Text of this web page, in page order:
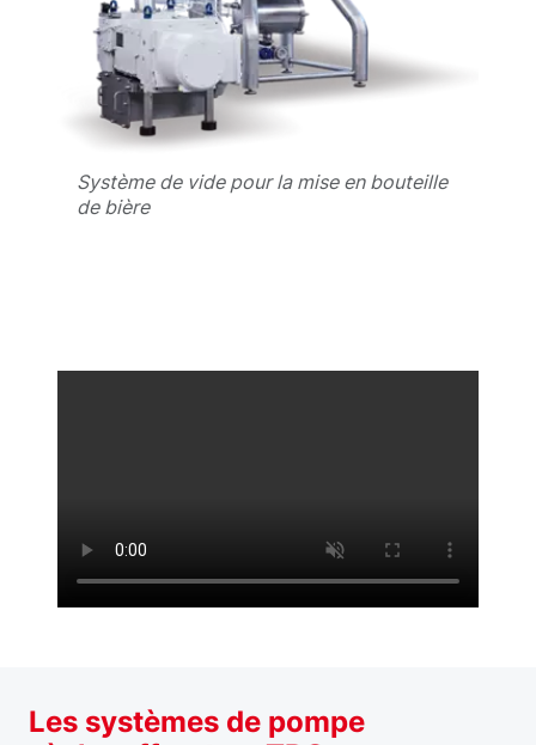
Système de vide pour la mise en bouteille
de bière
Les systèmes de pompe